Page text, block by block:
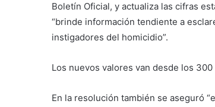
Boletín Oficial, y actualiza las cifras
“brinde información tendiente a
instigadores del homicidio”.
Los nuevos valores van desde los
En la resolución también se aseguró